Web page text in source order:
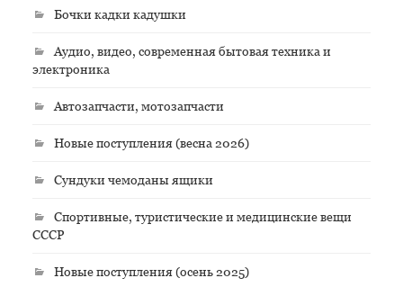
Бочки кадки кадушки
Аудио, видео, современная бытовая техника и
электроника
Автозапчасти, мотозапчасти
Новые поступления (весна 2026)
Сундуки чемоданы ящики
Спортивные, туристические и медицинские вещи
СССР
Новые поступления (осень 2025)